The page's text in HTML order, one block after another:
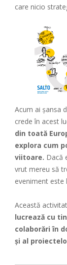
care nicio
Acum ai șansa
crede în acest
din toată
explora cum
viitoare. Dacă
vrut mereu să
eveniment este
Această
lucrează cu
colaborări în
și al